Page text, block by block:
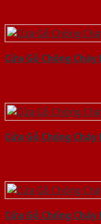
Cửa Gỗ Chống Cháy
Cửa Gỗ Chống
Cửa Gỗ Chống Cháy